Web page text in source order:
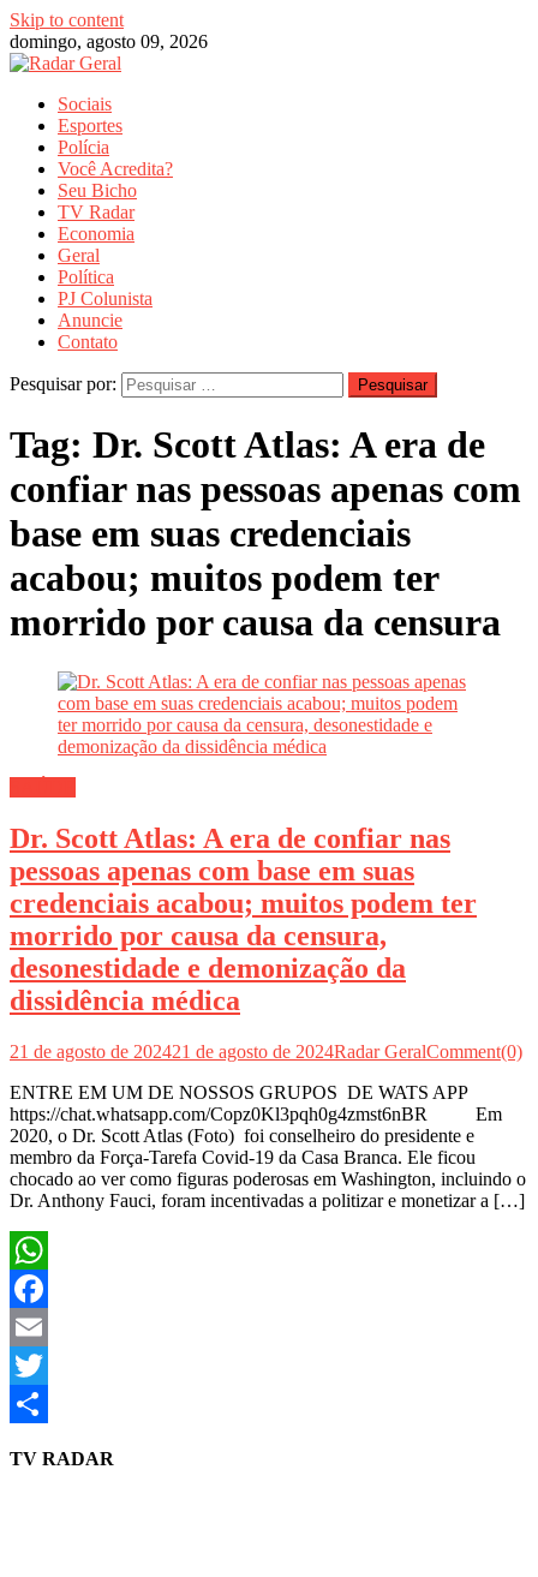
Skip to content
domingo, agosto 09, 2026
Sociais
Esportes
Polícia
Você Acredita?
Seu Bicho
TV Radar
Economia
Geral
Política
PJ Colunista
Anuncie
Contato
Pesquisar por:
Tag: Dr. Scott Atlas: A era de
confiar nas pessoas apenas com
base em suas credenciais
acabou; muitos podem ter
morrido por causa da censura
Dr. Scott Atlas: A era de confiar nas
pessoas apenas com base em suas
credenciais acabou; muitos podem ter
morrido por causa da censura,
desonestidade e demonização da
dissidência médica
21 de agosto de 202421 de agosto de 2024Radar GeralComment(0)
ENTRE EM UM DE NOSSOS GRUPOS DE WATS APP
https://chat.whatsapp.com/Copz0Kl3pqh0g4zmst6nBR Em
2020, o Dr. Scott Atlas (Foto) foi conselheiro do presidente e
membro da Força-Tarefa Covid-19 da Casa Branca. Ele ficou
chocado ao ver como figuras poderosas em Washington, incluindo o
Dr. Anthony Fauci, foram incentivadas a politizar e monetizar a […]
WhatsApp
Facebook
Email
Twitter
TV RADAR